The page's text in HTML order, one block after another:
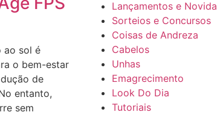
ao sol é
o bem-estar
de
entanto,
sem
Lançamentos e
Sorteios e Concursos
Coisas de Andreza
Cabelos
Unhas
Emagrecimento
Look Do Dia
Tutoriais